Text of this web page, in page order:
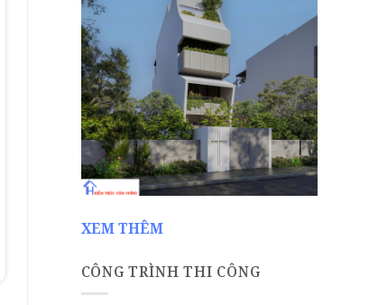
XEM THÊM
CÔNG TRÌNH THI CÔNG